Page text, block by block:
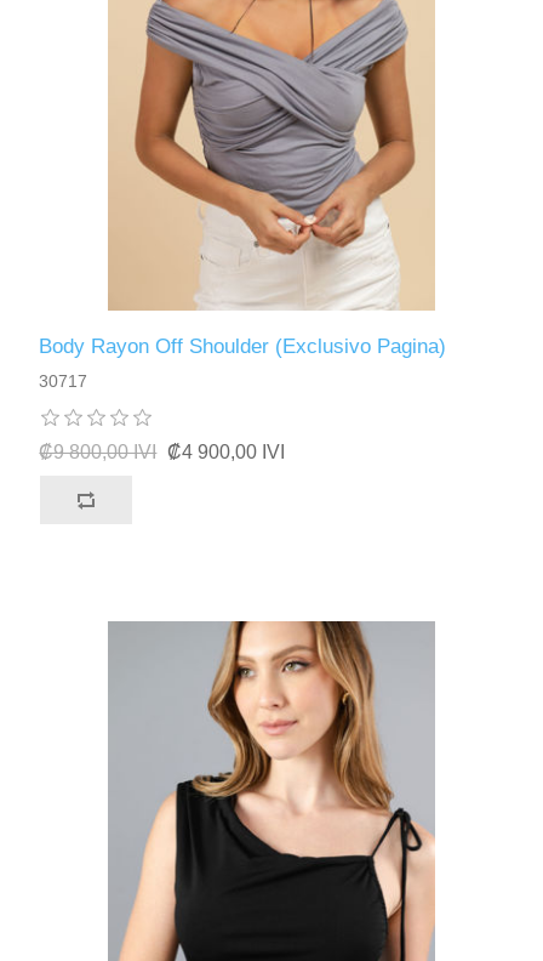
Body Rayon Off Shoulder (Exclusivo Pagina)
30717
₡9 800,00 IVI ₡4 900,00 IVI